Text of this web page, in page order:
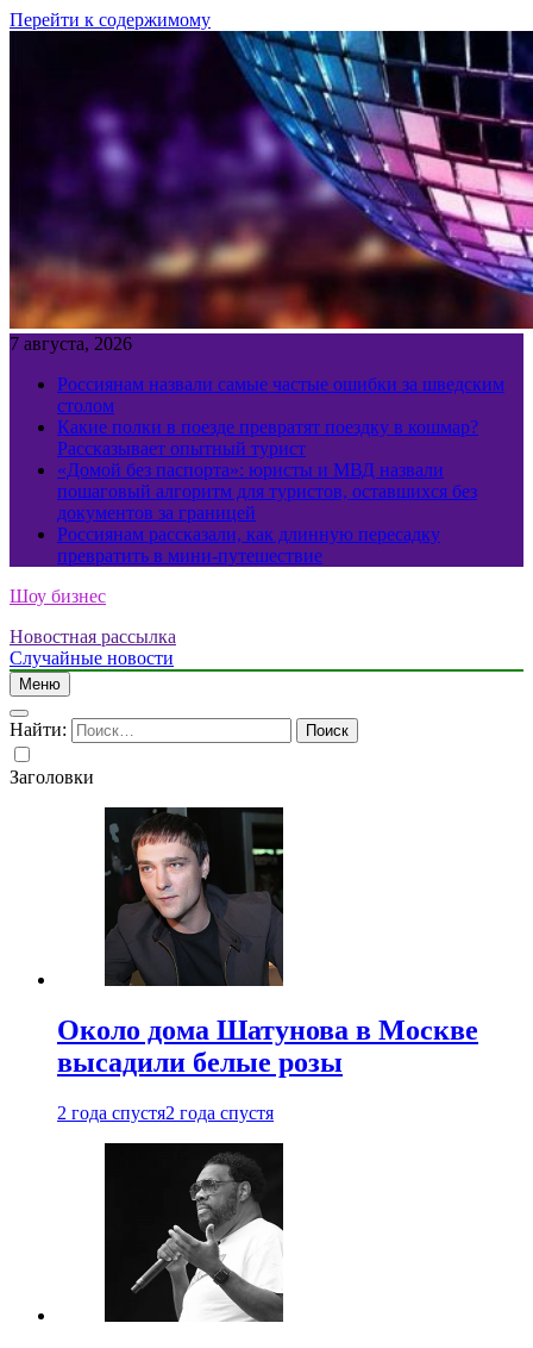
Перейти к содержимому
7 августа, 2026
Россиянам назвали самые частые ошибки за шведским
столом
Какие полки в поезде превратят поездку в кошмар?
Рассказывает опытный турист
«Домой без паспорта»: юристы и МВД назвали
пошаговый алгоритм для туристов, оставшихся без
документов за границей
Россиянам рассказали, как длинную пересадку
превратить в мини-путешествие
Шоу бизнес
Новостная рассылка
Случайные новости
Меню
Найти:
Заголовки
Около дома Шатунова в Москве
высадили белые розы
2 года спустя2 года спустя